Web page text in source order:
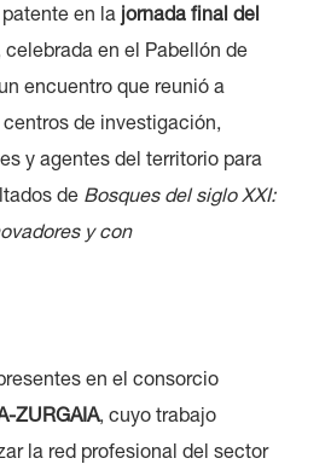
en la jornada final del
celebrada en el Pabellón de
encuentro que reunió a
de investigación,
y agentes del territorio para
de Bosques del siglo XXI:
y con
en el consorcio
ZURGAIA, cuyo trabajo
la red profesional del sector